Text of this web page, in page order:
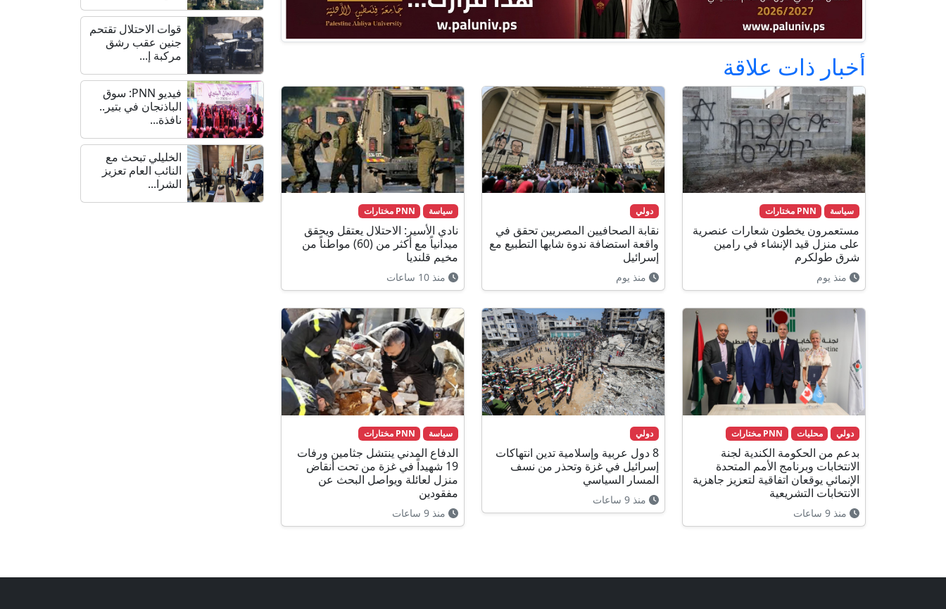
أخبار ذات علاقة
سياسة PNN مختارات
مستعمرون يخطون شعارات عنصرية
على منزل قيد الإنشاء في رامين
شرق طولكرم
منذ يوم
دولي
نقابة الصحافيين المصريين تحقق في
واقعة استضافة ندوة شابها التطبيع مع
إسرائيل
منذ يوم
سياسة PNN مختارات
نادي الأسير: الاحتلال يعتقل ويحقق
ميدانياً مع أكثر من (60) مواطناً من
مخيم قلنديا
منذ 10 ساعات
دولي محليات PNN مختارات
بدعم من الحكومة الكندية لجنة
الانتخابات وبرنامج الأمم المتحدة
الإنمائي يوقعان اتفاقية لتعزيز جاهزية
الانتخابات التشريعية
منذ 9 ساعات
دولي
8 دول عربية وإسلامية تدين انتهاكات
إسرائيل في غزة وتحذر من نسف
المسار السياسي
منذ 9 ساعات
سياسة PNN مختارات
الدفاع المدني ينتشل جثامين ورفات
19 شهيداً في غزة من تحت أنقاض
منزل لعائلة ويواصل البحث عن
مفقودين
منذ 9 ساعات
قوات الاحتلال تقتحم
جنين عقب رشق
مركبة إ...
فيديو PNN: سوق
الباذنجان في بتير..
نافذة...
الخليلي تبحث مع
النائب العام تعزيز
الشرا...